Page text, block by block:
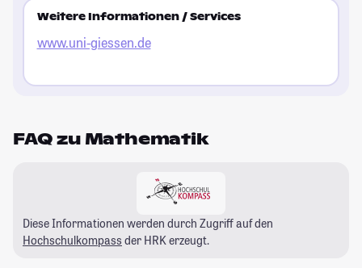
Weitere Informationen / Services
www.uni-giessen.de
FAQ zu Mathematik
Diese Informationen werden durch Zugriff auf den
Hochschulkompass der HRK erzeugt.